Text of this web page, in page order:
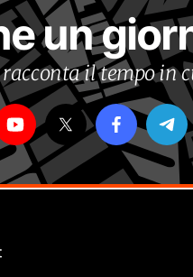
un
il tempo in